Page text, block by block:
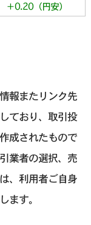
＋0.20（円安）
報またリンク先
ており、取引投
成されたもので
業者の選択、売
、利用者ご自身
ます。